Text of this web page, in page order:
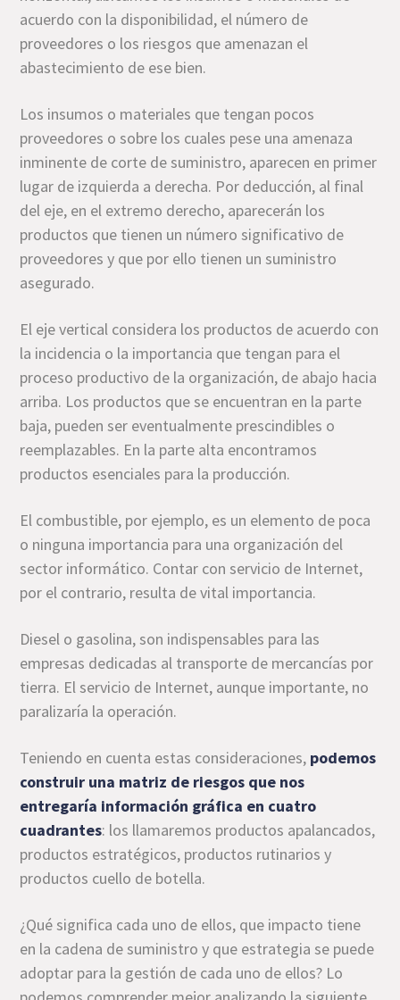
acuerdo con la disponibilidad, el número de
proveedores o los riesgos que amenazan el
abastecimiento de ese bien.
Los insumos o materiales que tengan pocos
proveedores o sobre los cuales pese una amenaza
inminente de corte de suministro, aparecen en primer
lugar de izquierda a derecha. Por deducción, al final
del eje, en el extremo derecho, aparecerán los
productos que tienen un número significativo de
proveedores y que por ello tienen un suministro
asegurado.
El eje vertical considera los productos de acuerdo con
la incidencia o la importancia que tengan para el
proceso productivo de la organización, de abajo hacia
arriba. Los productos que se encuentran en la parte
baja, pueden ser eventualmente prescindibles o
reemplazables. En la parte alta encontramos
productos esenciales para la producción.
El combustible, por ejemplo, es un elemento de poca
o ninguna importancia para una organización del
sector informático. Contar con servicio de Internet,
por el contrario, resulta de vital importancia.
Diesel o gasolina, son indispensables para las
empresas dedicadas al transporte de mercancías por
tierra. El servicio de Internet, aunque importante, no
paralizaría la operación.
Teniendo en cuenta estas consideraciones, podemos
construir una matriz de riesgos que nos
entregaría información gráfica en cuatro
cuadrantes: los llamaremos productos apalancados,
productos estratégicos, productos rutinarios y
productos cuello de botella.
¿Qué significa cada uno de ellos, que impacto tiene
en la cadena de suministro y que estrategia se puede
adoptar para la gestión de cada uno de ellos? Lo